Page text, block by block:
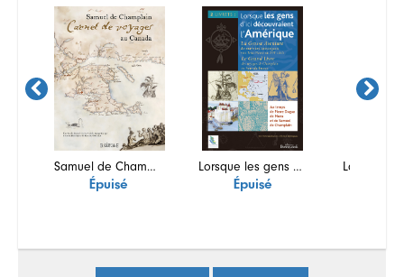
Samuel de Champlain, Carnet de voyages au Canada
Épuisé
Lorsque les gens d'ici découvraient l'Amérique
Épuisé